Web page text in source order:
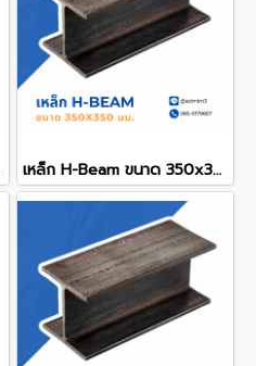
เหล็ก H-Beam ขนาด 350x350 mm.